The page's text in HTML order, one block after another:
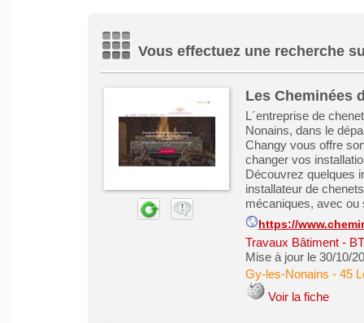
Vous effectuez une recherche
Les Cheminées
L´entreprise de
Nonains, dans le
Changy vous offre
changer vos
Découvrez quelques
installateur de
mécaniques, avec ou
https://
Travaux Bâtiment -
Mise à jour le 30/10/
Gy-les-Nonains - 45
Voir la fiche